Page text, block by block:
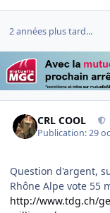
2 années plus tard...
CRL COOL
Publication:29
Question d'argent,
http://www.tdg.ch/